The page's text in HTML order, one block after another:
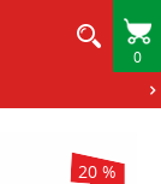
0
20 %